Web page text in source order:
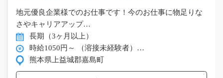
00518
地元優良企業様でのお仕事です！今のお仕事に物足りな
さやキャリアアップ…
長期（3ヶ月以上）
時給1050円～ （溶接未経験者）…
熊本県上益城郡嘉島町